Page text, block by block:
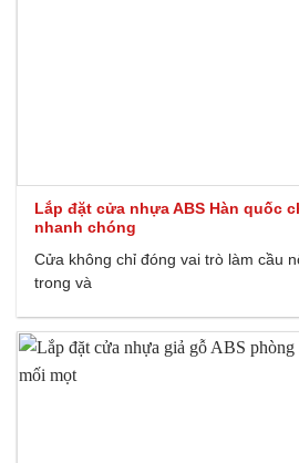
Lắp đặt cửa nhựa ABS Hàn quốc
nhanh chóng
Cửa không chỉ đóng vai trò làm cầu
trong và